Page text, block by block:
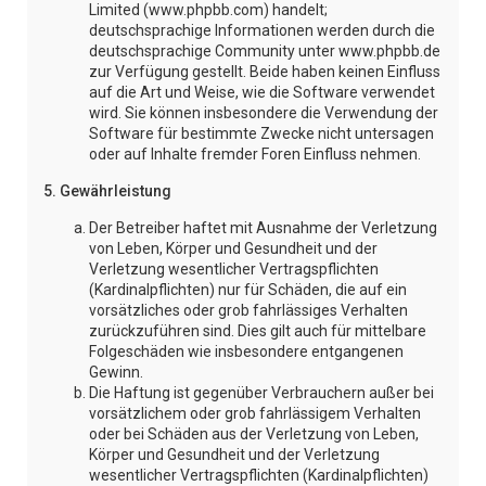
Limited (www.phpbb.com) handelt;
deutschsprachige Informationen werden durch die
deutschsprachige Community unter www.phpbb.de
zur Verfügung gestellt. Beide haben keinen Einfluss
auf die Art und Weise, wie die Software verwendet
wird. Sie können insbesondere die Verwendung der
Software für bestimmte Zwecke nicht untersagen
oder auf Inhalte fremder Foren Einfluss nehmen.
5. Gewährleistung
Der Betreiber haftet mit Ausnahme der Verletzung
von Leben, Körper und Gesundheit und der
Verletzung wesentlicher Vertragspflichten
(Kardinalpflichten) nur für Schäden, die auf ein
vorsätzliches oder grob fahrlässiges Verhalten
zurückzuführen sind. Dies gilt auch für mittelbare
Folgeschäden wie insbesondere entgangenen
Gewinn.
Die Haftung ist gegenüber Verbrauchern außer bei
vorsätzlichem oder grob fahrlässigem Verhalten
oder bei Schäden aus der Verletzung von Leben,
Körper und Gesundheit und der Verletzung
wesentlicher Vertragspflichten (Kardinalpflichten)